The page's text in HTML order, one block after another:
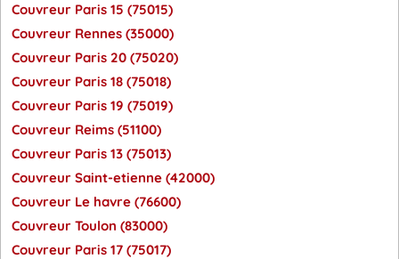
Couvreur Paris 15 (75015)
Couvreur Rennes (35000)
Couvreur Paris 20 (75020)
Couvreur Paris 18 (75018)
Couvreur Paris 19 (75019)
Couvreur Reims (51100)
Couvreur Paris 13 (75013)
Couvreur Saint-etienne (42000)
Couvreur Le havre (76600)
Couvreur Toulon (83000)
Couvreur Paris 17 (75017)